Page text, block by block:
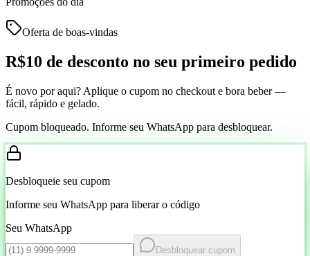
Oferta de boas-vindas
R$10 de desconto no seu primeiro pedido
É novo por aqui? Aplique o cupom no checkout e bora beber —
fácil, rápido e gelado.
Cupom bloqueado. Informe seu WhatsApp para desbloquear.
Desbloqueie seu cupom
Informe seu WhatsApp para liberar o código
Seu WhatsApp
Desbloquear cupom